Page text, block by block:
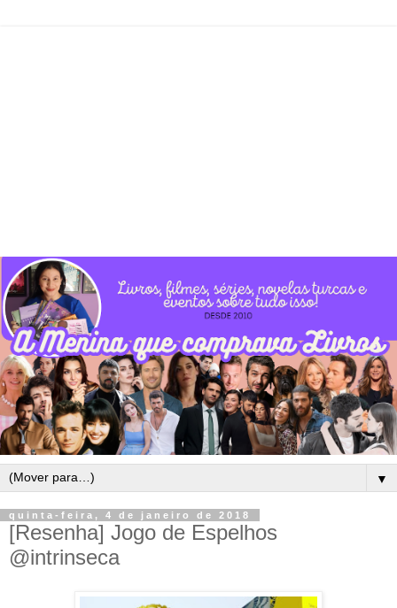
▼
quinta-feira, 4 de janeiro de 2018
[Resenha] Jogo de Espelhos
@intrinseca